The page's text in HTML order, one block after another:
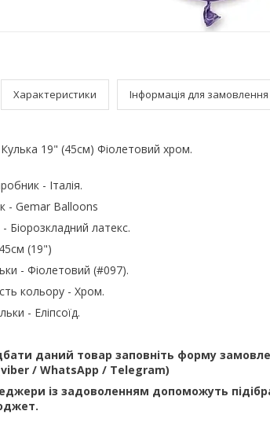
Характеристики Інформація для замовлення
19" (45см) Фіолетовий хром.
- Італія.
- Gemar Balloons
Біорозкладний латекс.
(19")
- Фіолетовий (#097).
кольору - Хром.
- Еліпсоїд.
даний товар заповніть форму
/ WhatsApp / Telegram)
із задоволенням допоможуть